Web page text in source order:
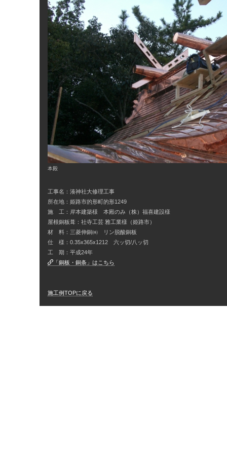
本殿
工事名：湊神社大修理工事
所在地：姫路市的形町的形1249
施 工：岸本建築様 本殿のみ（株）福喜建設様
屋根銅板葺：社寺工芸 雅工業様（姫路市）
材 料：三菱伸銅㈱ リン脱酸銅板
仕 様：0.35x365x1212 六ッ切/八ッ切
工 期：平成24年
「銅板・銅条」はこちら
施工例TOPに戻る